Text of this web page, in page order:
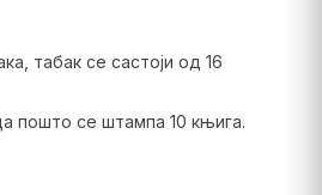
табак се састоји од 16
пошто се штампа 10 књига.